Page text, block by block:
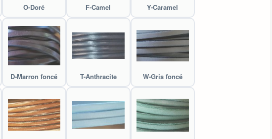
O-Doré F-Camel Y-Caramel
D-Marron foncé T-Anthracite W-Gris foncé